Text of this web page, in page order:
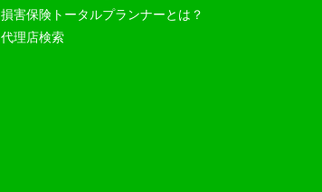
損害保険トータルプランナーとは？
代理店検索